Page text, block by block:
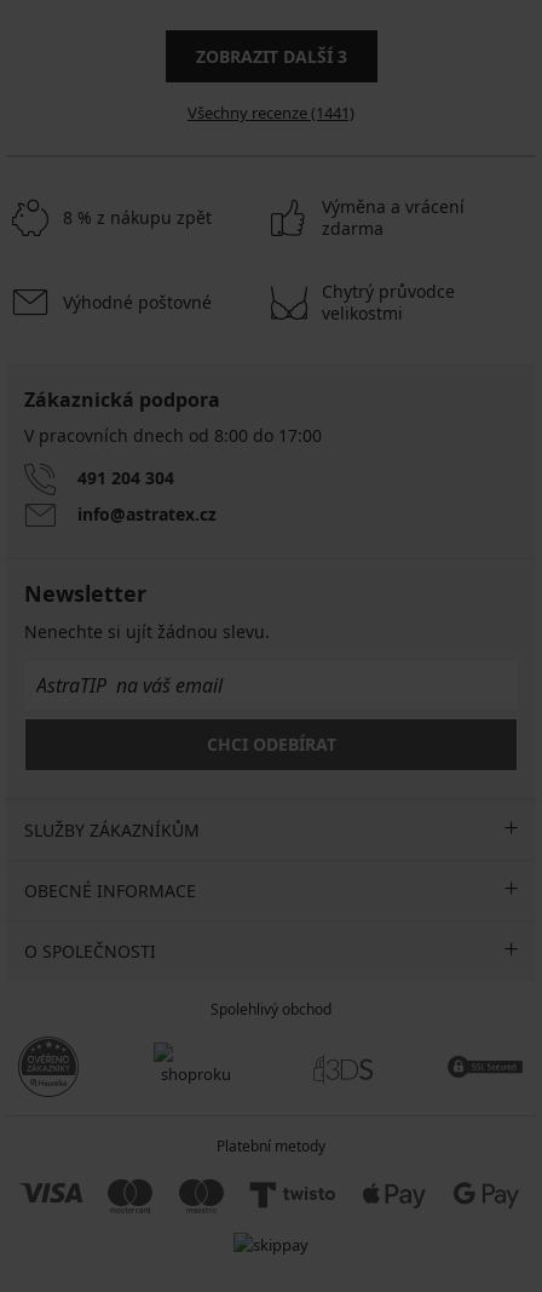
ZOBRAZIT DALŠÍ 3
Všechny recenze (1441)
8 % z nákupu zpět
Výměna a vrácení
zdarma
Výhodné poštovné
Chytrý průvodce
velikostmi
Zákaznická podpora
V pracovních dnech od 8:00 do 17:00
491 204 304
info@astratex.cz
Newsletter
Nenechte si ujít žádnou slevu.
CHCI ODEBÍRAT
SLUŽBY ZÁKAZNÍKŮM
OBECNÉ INFORMACE
O SPOLEČNOSTI
Spolehlivý obchod
Platební metody